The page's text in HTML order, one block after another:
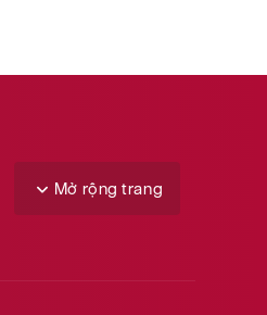
Mở rộng trang